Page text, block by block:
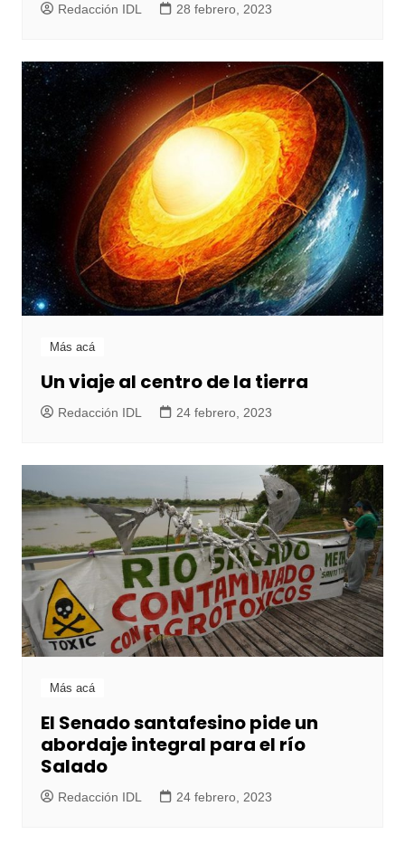
Redacción IDL 28 febrero, 2023
Más acá
Un viaje al centro de la tierra
Redacción IDL 24 febrero, 2023
Más acá
El Senado santafesino pide un
abordaje integral para el río
Salado
Redacción IDL 24 febrero, 2023